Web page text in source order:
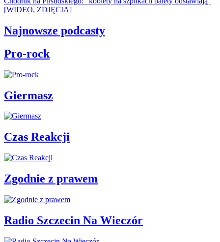
[WIDEO, ZDJĘCIA]
Najnowsze podcasty
Pro-rock
Giermasz
Czas Reakcji
Zgodnie z prawem
Radio Szczecin Na Wieczór